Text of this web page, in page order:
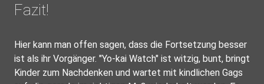
Fazit!
Hier kann man offen sagen, dass die Fortsetzung besser
ist als ihr Vorgänger. "Yo-kai Watch" ist witzig, bunt, bringt
Kinder zum Nachdenken und wartet mit kindlichen Gags